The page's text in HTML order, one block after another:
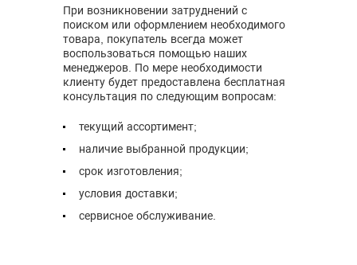
При возникновении затруднений с
поиском или оформлением необходимого
товара, покупатель всегда может
воспользоваться помощью наших
менеджеров. По мере необходимости
клиенту будет предоставлена бесплатная
консультация по следующим вопросам:
текущий ассортимент;
наличие выбранной продукции;
срок изготовления;
условия доставки;
сервисное обслуживание.